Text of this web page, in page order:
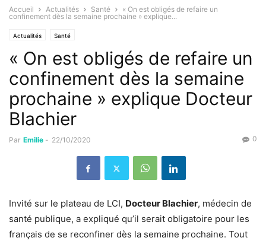
Accueil Actualités Santé
« On est obligés de refaire un
confinement dès la semaine prochaine » explique...
Actualités Santé
« On est obligés de refaire un
confinement dès la semaine
prochaine » explique Docteur
Blachier
Par Emilie - 22/10/2020 0
Invité sur le plateau de LCI, Docteur Blachier, médecin de
santé publique, a expliqué qu’il serait obligatoire pour les
français de se reconfiner dès la semaine prochaine. Tout